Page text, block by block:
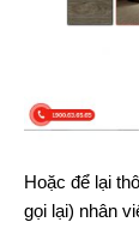
Hoặc để lại
gọi lại) nhân